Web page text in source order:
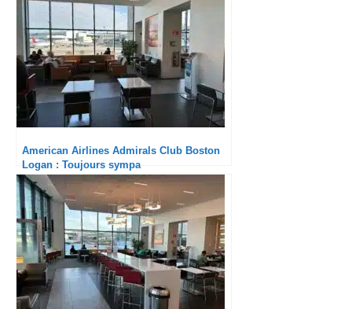
American Airlines Admirals Club Boston
Logan : Toujours sympa